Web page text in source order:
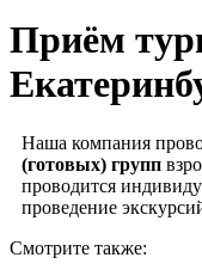
Приём
Наша компания
(готовых) групп
проводится
проведение
Смотрите также: